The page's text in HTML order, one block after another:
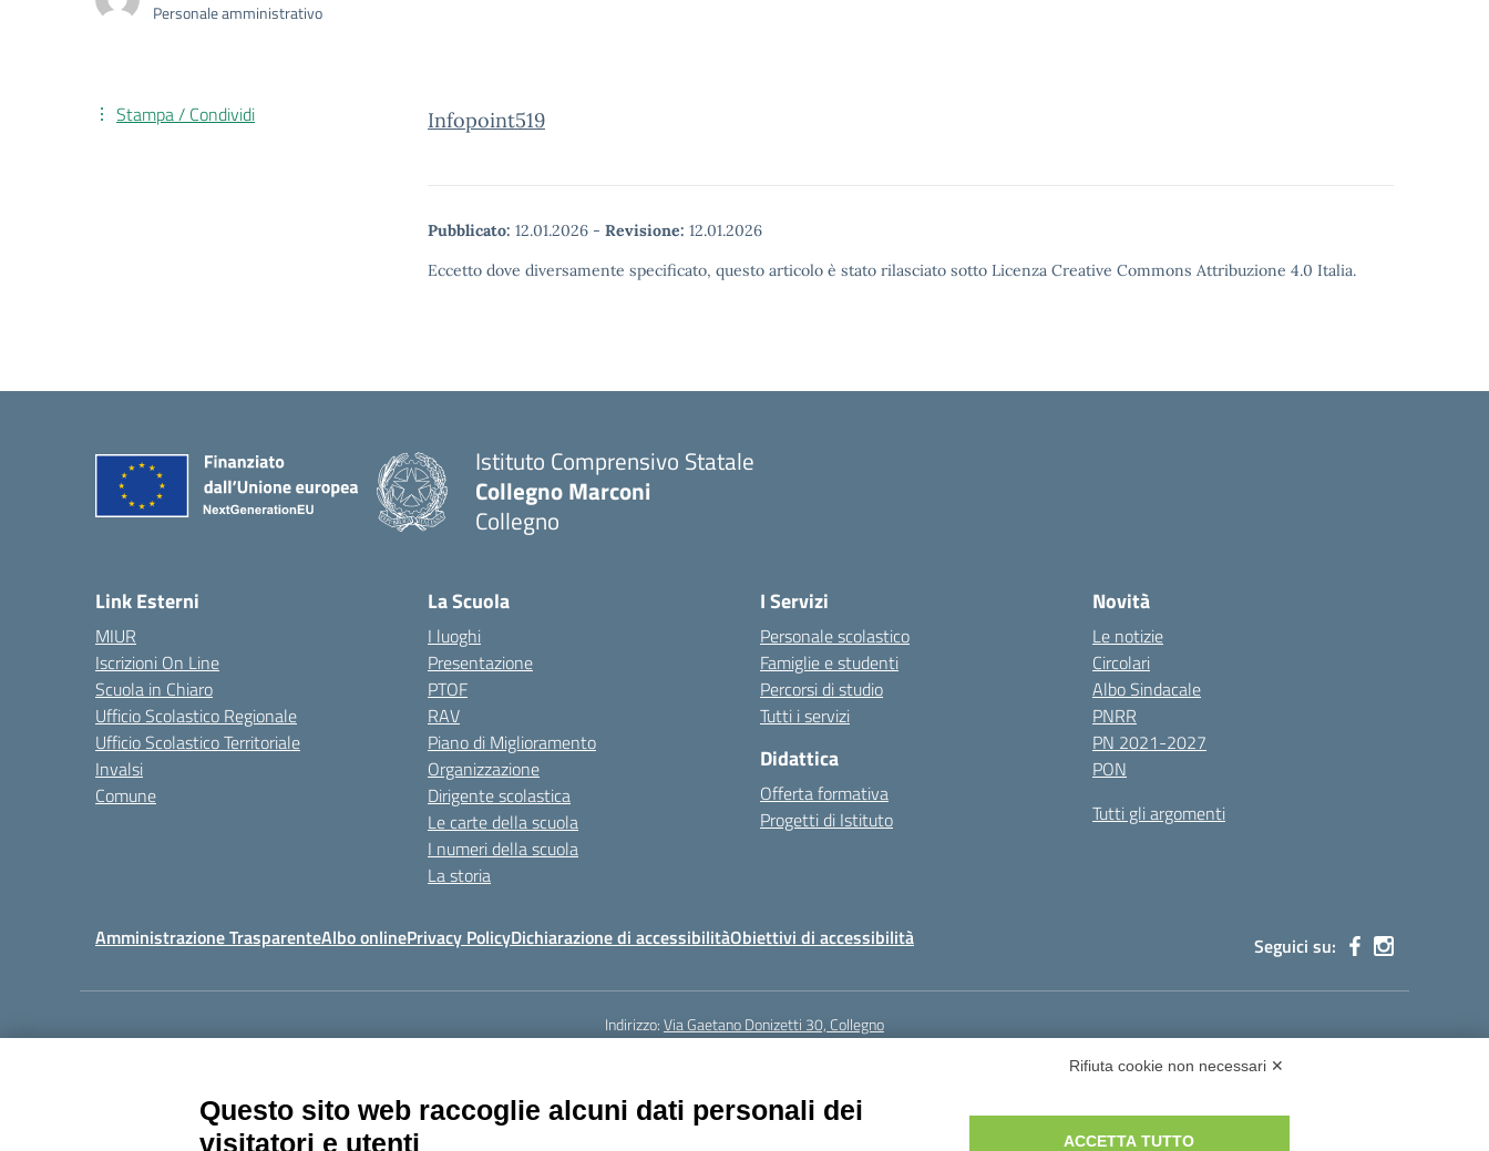
Personale amministrativo
Infopoint519
Pubblicato: 12.01.2026 - Revisione: 12.01.2026
Eccetto dove diversamente specificato, questo articolo è stato rilasciato sotto Licenza Creative Commons Attribuzione 4.0 Italia.
Stampa / Condividi
Istituto Comprensivo Statale
Collegno Marconi
Collegno
Link Esterni
MIUR
Iscrizioni On Line
Scuola in Chiaro
Ufficio Scolastico Regionale
Ufficio Scolastico Territoriale
Invalsi
Comune
La Scuola
I luoghi
Presentazione
PTOF
RAV
Piano di Miglioramento
Organizzazione
Dirigente scolastica
Le carte della scuola
I numeri della scuola
La storia
I Servizi
Personale scolastico
Famiglie e studenti
Percorsi di studio
Tutti i servizi
Didattica
Offerta formativa
Progetti di Istituto
Novità
Le notizie
Circolari
Albo Sindacale
PNRR
PN 2021-2027
PON
Tutti gli argomenti
Amministrazione TrasparenteAlbo onlinePrivacy PolicyDichiarazione di accessibilitàObiettivi di accessibilità Seguici su:
Indirizzo:Via Gaetano Donizetti 30, Collegno
Codice meccanografico:toic8cg002
Rifiuta cookie non necessari ✕
Questo sito web raccoglie alcuni dati personali dei
visitatori e utenti
ACCETTA TUTTO